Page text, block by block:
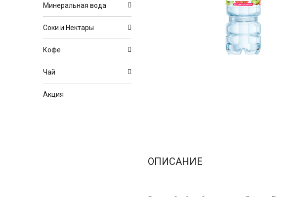
ОПИСАНИЕ
Минеральная вода
Соки и Нектары
Кофе
Чай
Акция